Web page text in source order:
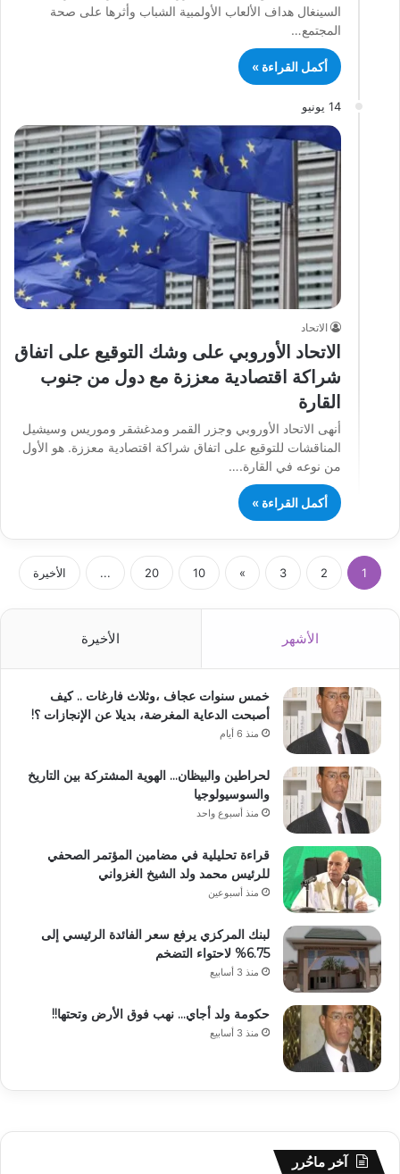
السينغال هداف الألعاب الأولمبية الشباب وأثرها على صحة
المجتمع…
أكمل القراءة »
14 يونيو
الاتحاد
الاتحاد الأوروبي على وشك التوقيع على اتفاق
شراكة اقتصادية معززة مع دول من جنوب
القارة
أنهى الاتحاد الأوروبي وجزر القمر ومدغشقر وموريس وسيشيل
المناقشات للتوقيع على اتفاق شراكة اقتصادية معززة. هو الأول
من نوعه في القارة.…
أكمل القراءة »
1
2
3
»
10
20
... الأخيرة
الأشهر الأخيرة
خمس سنوات عجاف ،وثلاث فارغات .. كيف
أصبحت الدعاية المغرضة، بديلا عن الإنجازات ؟!
منذ 6 أيام
لحراطين والبيظان… الهوية المشتركة بين التاريخ
والسوسيولوجيا
منذ أسبوع واحد
قراءة تحليلية في مضامين المؤتمر الصحفي
للرئيس محمد ولد الشيخ الغزواني
منذ أسبوعين
لبنك المركزي يرفع سعر الفائدة الرئيسي إلى
6.75% لاحتواء التضخم
منذ 3 أسابيع
حكومة ولد أجاي… نهب فوق الأرض وتحتها!!
منذ 3 أسابيع
آخر ماحُرر